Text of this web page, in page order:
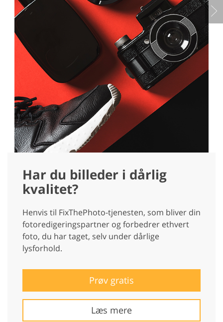
Har du billeder i dårlig
kvalitet?
Henvis til FixThePhoto-tjenesten, som bliver din
fotoredigeringspartner og forbedrer ethvert
foto, du har taget, selv under dårlige
lysforhold.
Prøv gratis
Læs mere